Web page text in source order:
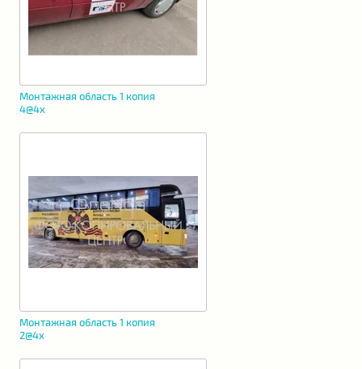
Монтажная область 1 копия
4@4x
Монтажная область 1 копия
2@4x